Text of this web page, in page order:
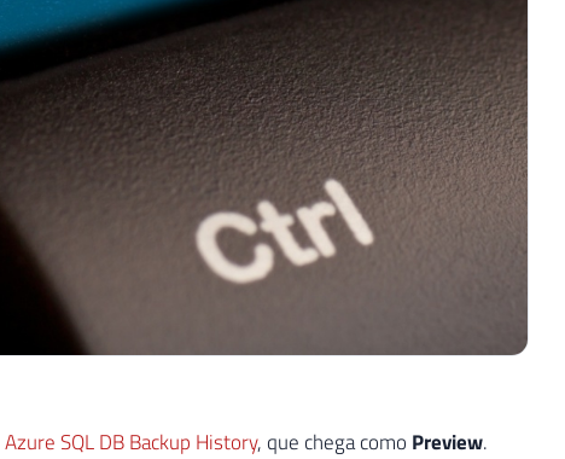
Azure SQL DB Backup History, que chega como Preview.